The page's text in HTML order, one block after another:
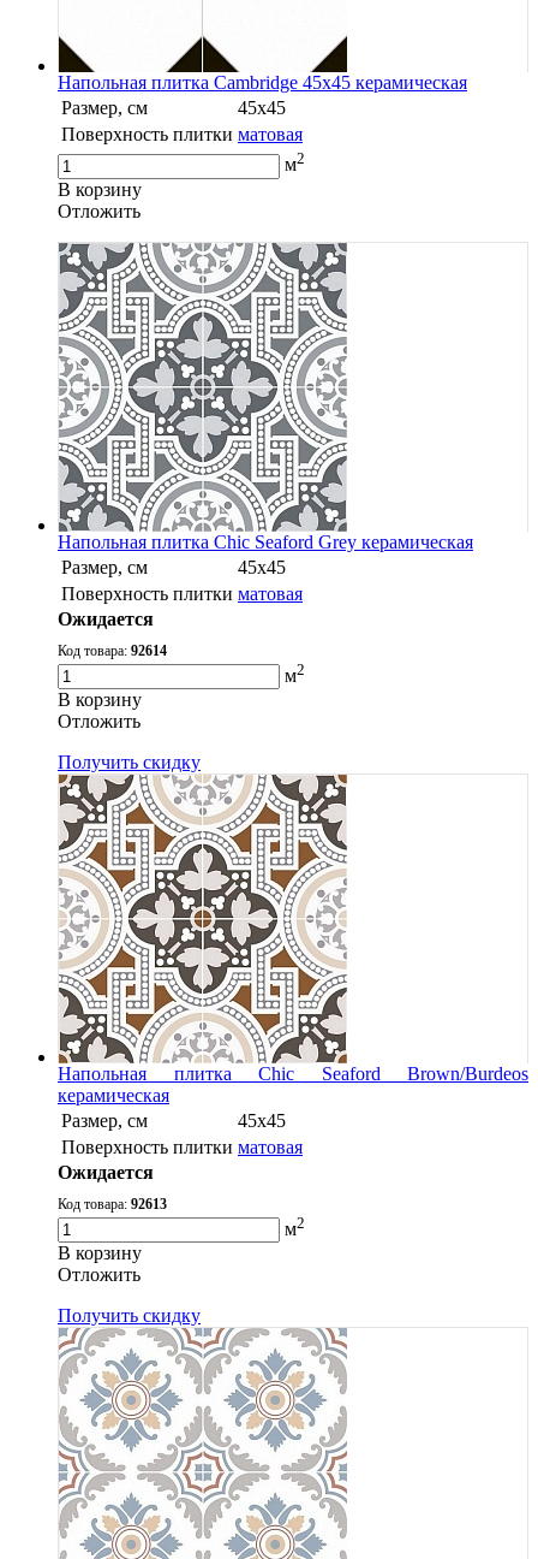
Напольная плитка Cambridge 45x45 керамическая
Размер, см
45x45
Поверхность плитки матовая
м2
В корзину
Oтложить
Напольная плитка Chic Seaford Grey керамическая
Размер, см
45x45
Поверхность плитки матовая
Ожидается
Код товара: 92614
м2
В корзину
Oтложить
Получить скидку
Напольная плитка Chic Seaford Brown/Burdeos
керамическая
Размер, см
45x45
Поверхность плитки матовая
Ожидается
Код товара: 92613
м2
В корзину
Oтложить
Получить скидку